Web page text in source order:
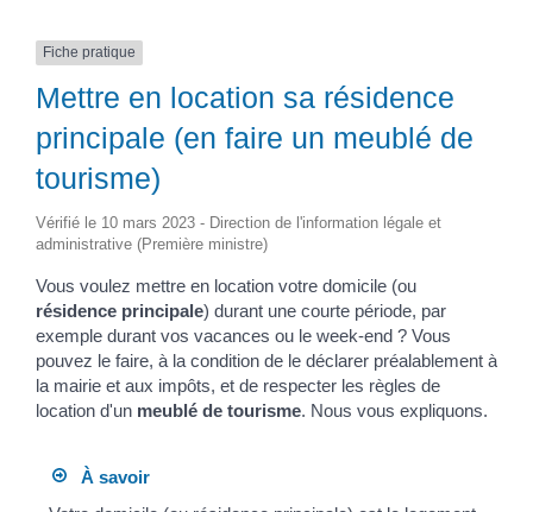
Fiche pratique
Mettre en location sa résidence
principale (en faire un meublé de
tourisme)
Vérifié le 10 mars 2023 - Direction de l'information légale et
administrative (Première ministre)
Vous voulez mettre en location votre domicile (ou
résidence principale) durant une courte période, par
exemple durant vos vacances ou le week-end ? Vous
pouvez le faire, à la condition de le déclarer préalablement à
la mairie et aux impôts, et de respecter les règles de
location d'un meublé de tourisme. Nous vous expliquons.
À savoir